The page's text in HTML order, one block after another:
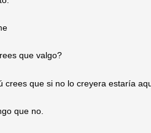
que valgo?
crees que si no lo creyera estaría
que no.